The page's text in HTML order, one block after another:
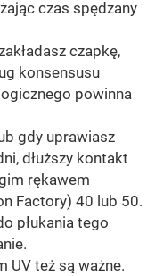
czas spędzany
czapkę,
konsensusu
powinna
gdy uprawiasz
dłuższy kontakt
rękawem
Factory) 40 lub 50.
płukania tego
UV też są ważne.